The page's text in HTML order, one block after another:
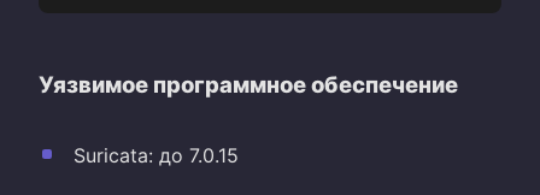
Уязвимое программное обеспечение
Suricata: до 7.0.15